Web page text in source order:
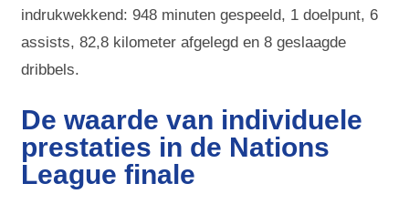
indrukwekkend: 948 minuten gespeeld, 1 doelpunt, 6
assists, 82,8 kilometer afgelegd en 8 geslaagde
dribbels.
De waarde van individuele
prestaties in de Nations
League finale